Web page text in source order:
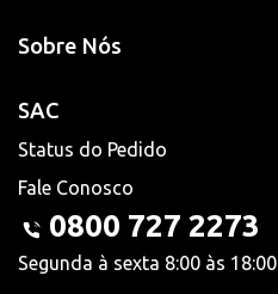
Sobre Nós
SAC
Status do Pedido
Fale Conosco
0800 727 2273
Segunda à sexta 8:00 às 18:00